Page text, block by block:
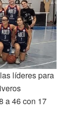
líderes para
a 46 con 17